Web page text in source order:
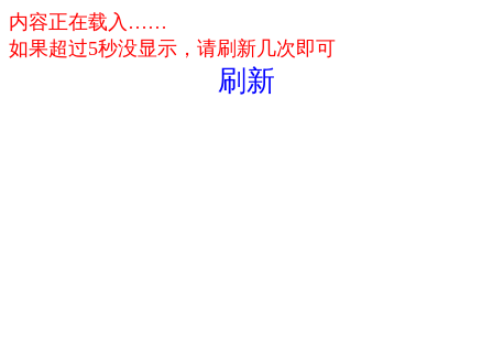
内容正在载入……
如果超过5秒没显示，请刷新几次即可
刷新